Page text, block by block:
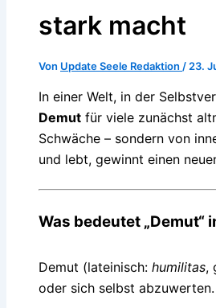
stark macht
Von Update Seele Redaktion / 23.
In einer Welt, in der
Demut für viele zunächst
Schwäche – sondern von
und lebt, gewinnt einen
Was bedeutet „Demut“
Demut (lateinisch: humilitas,
oder sich selbst